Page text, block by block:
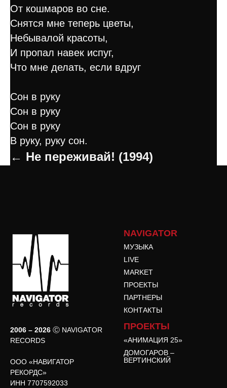
От кошмаров во сне.
Снятся мне теперь цветы,
Небывалой красоты,
И пропал навек испуг,
Что мне делать, если вдруг
Сон в руку
Сон в руку
Сон в руку
В руку, руку сон.
← Не переживай! (1994)
2006 – 2026 Ⓒ NAVIGATOR
RECORDS
ООО «НАВИГАТОР
РЕКОРДС»
ИНН 7707592033
NAVIGATOR
МУЗЫКА
LIVE
MARKET
ПРОЕКТЫ
ПАРТНЕРЫ
КОНТАКТЫ
ПРОЕКТЫ
«АНИМАЦИЯ 25»
ДОМОГАРОВ –
ВЕРТИНСКИЙ